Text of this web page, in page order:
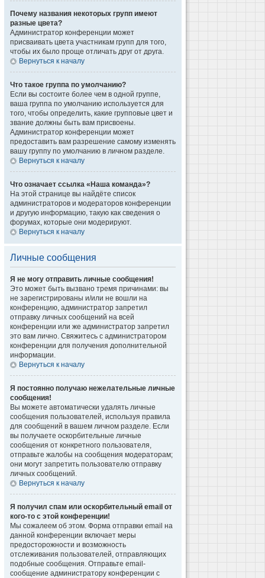
Почему названия некоторых групп имеют
разные цвета?
Администратор конференции может
присваивать цвета участникам групп для того,
чтобы их было проще отличать друг от друга.
Вернуться к началу
Что такое группа по умолчанию?
Если вы состоите более чем в одной группе,
ваша группа по умолчанию используется для
того, чтобы определить, какие групповые цвет и
звание должны быть вам присвоены.
Администратор конференции может
предоставить вам разрешение самому изменять
вашу группу по умолчанию в личном разделе.
Вернуться к началу
Что означает ссылка «Наша команда»?
На этой странице вы найдёте список
администраторов и модераторов конференции
и другую информацию, такую как сведения о
форумах, которые они модерируют.
Вернуться к началу
Личные сообщения
Я не могу отправить личные сообщения!
Это может быть вызвано тремя причинами: вы
не зарегистрированы и/или не вошли на
конференцию, администратор запретил
отправку личных сообщений на всей
конференции или же администратор запретил
это вам лично. Свяжитесь с администратором
конференции для получения дополнительной
информации.
Вернуться к началу
Я постоянно получаю нежелательные личные
сообщения!
Вы можете автоматически удалять личные
сообщения пользователей, используя правила
для сообщений в вашем личном разделе. Если
вы получаете оскорбительные личные
сообщения от конкретного пользователя,
отправьте жалобы на сообщения модераторам;
они могут запретить пользователю отправку
личных сообщений.
Вернуться к началу
Я получил спам или оскорбительный email от
кого-то с этой конференции!
Мы сожалеем об этом. Форма отправки email на
данной конференции включает меры
предосторожности и возможность
отслеживания пользователей, отправляющих
подобные сообщения. Отправьте email-
сообщение администратору конференции с